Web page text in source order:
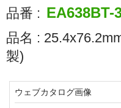
品番 : EA638BT-
品名 :
製)
ウェブカタログ画像